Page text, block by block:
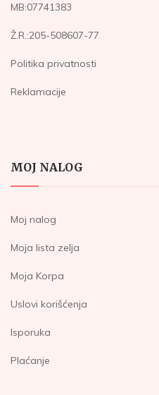
MB:07741383
Ž.R.:205-508607-77
Politika privatnosti
Reklamacije
MOJ NALOG
Moj nalog
Moja lista zelja
Moja Korpa
Uslovi korišćenja
Isporuka
Plaćanje